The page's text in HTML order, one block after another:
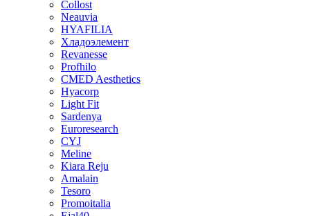
Наноканюли
Collost
Neauvia
HYAFILIA
Хладоэлемент
Revanesse
Profhilo
CMED Aesthetics
Hyacorp
Light Fit
Sardenya
Euroresearch
CYJ
Meline
Kiara Reju
Amalain
Tesoro